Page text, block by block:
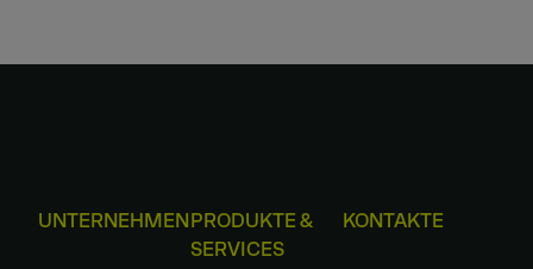
UNTERNEHMEN PRODUKTE &
SERVICES
KONTAKTE